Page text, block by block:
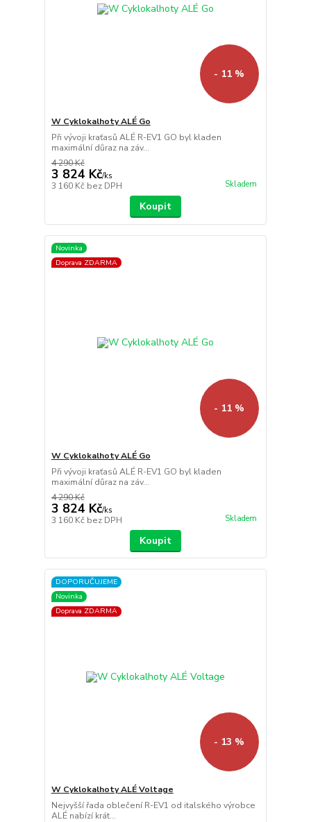
- 11 %
W Cyklokalhoty ALÉ Go
Při vývoji kraťasů ALÉ R-EV1 GO byl kladen
maximální důraz na záv...
4 290 Kč
3 824 Kč/ks
3 160 Kč bez DPH Skladem
Koupit
Novinka
Doprava ZDARMA
- 11 %
W Cyklokalhoty ALÉ Go
Při vývoji kraťasů ALÉ R-EV1 GO byl kladen
maximální důraz na záv...
4 290 Kč
3 824 Kč/ks
3 160 Kč bez DPH Skladem
Koupit
DOPORUČUJEME
Novinka
Doprava ZDARMA
- 13 %
W Cyklokalhoty ALÉ Voltage
Nejvyšší řada oblečení R-EV1 od italského výrobce
ALÉ nabízí krát...